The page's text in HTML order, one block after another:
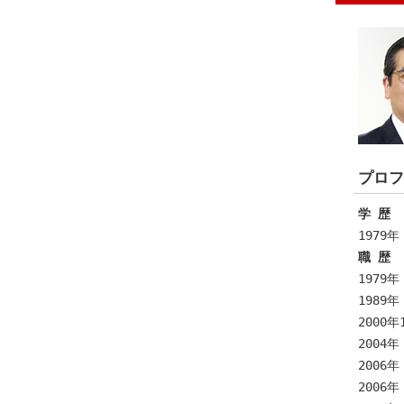
プロ
学 歴
1979
職 歴
1979
1989
2000年
2004
2006
2006